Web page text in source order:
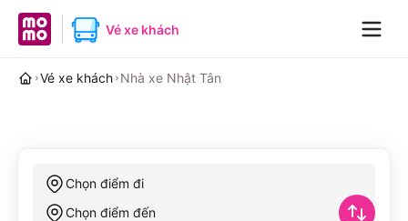
MoMo home pageVé xe khách
Vé xe khách Nhà xe Nhật Tân
Chọn điểm đi
Chọn điểm đến